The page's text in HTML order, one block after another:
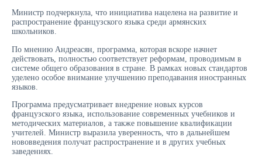
Министр подчеркнула, что инициатива нацелена на развитие и
распространение французского языка среди армянских
школьников.
По мнению Андреасян, программа, которая вскоре начнет
действовать, полностью соответствует реформам, проводимым в
системе общего образования в стране. В рамках новых стандартов
уделено особое внимание улучшению преподавания иностранных
языков.
Программа предусматривает внедрение новых курсов
французского языка, использование современных учебников и
методических материалов, а также повышение квалификации
учителей. Министр выразила уверенность, что в дальнейшем
нововведения получат распространение и в других учебных
заведениях.